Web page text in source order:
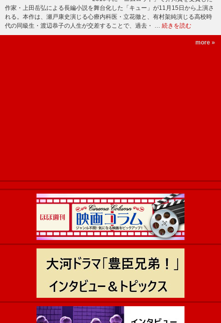
作家・上田岳弘による長編小説を舞台化した「キュー」が11月15日から上演さ
れる。本作は、瀬戸康史演じる心療内科医・立花徹と、有村架純演じる高校時
代の同級生・渡辺恭子の人生が交差することで、過去・ … 続きを読む
more »